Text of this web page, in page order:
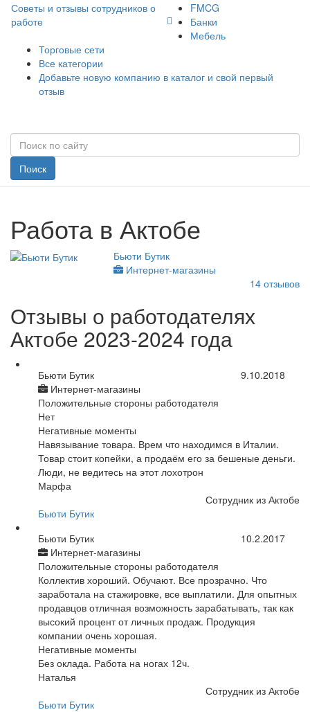
Советы и отзывы сотрудников о
работе
FMCG
Банки
Мебель
Торговые сети
Все категории
Добавьте новую компанию в каталог и свой первый
отзыв
Поиск
Работа в Актобе
Бьюти Бутик
Интернет-магазины
14 отзывов
Отзывы о работодателях
Актобе 2023-2024 года
Бьюти Бутик
Интернет-магазины
9.10.2018
Положительные стороны работодателя
Нет
Негативные моменты
Навязывание товара. Врем что находимся в Италии.
Товар стоит копейки, а продаём его за бешеные деньги.
Люди, не ведитесь на этот лохотрон
Марфа
Сотрудник из Актобе
Бьюти Бутик
Бьюти Бутик
Интернет-магазины
10.2.2017
Положительные стороны работодателя
Коллектив хороший. Обучают. Все прозрачно. Что
заработала на стажировке, все выплатили. Для опытных
продавцов отличная возможность зарабатывать, так как
высокий процент от личных продаж. Продукция
компании очень хорошая.
Негативные моменты
Без оклада. Работа на ногах 12ч.
Наталья
Сотрудник из Актобе
Бьюти Бутик